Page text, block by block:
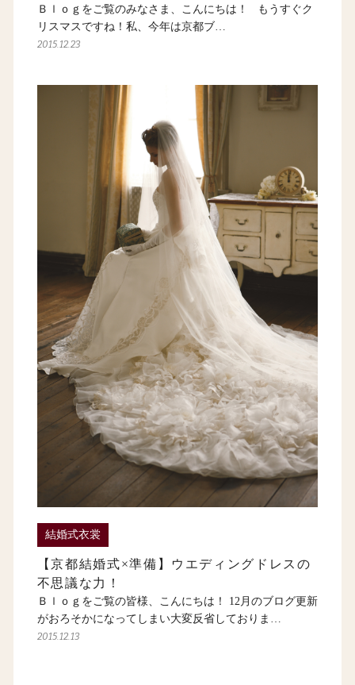
Ｂｌｏｇをご覧のみなさま、こんにちは！ もうすぐク
リスマスですね！私、今年は京都ブ…
2015.12.23
結婚式衣裳
【京都結婚式×準備】ウエディングドレスの
不思議な力！
Ｂｌｏｇをご覧の皆様、こんにちは！ 12月のブログ更新
がおろそかになってしまい大変反省しておりま…
2015.12.13